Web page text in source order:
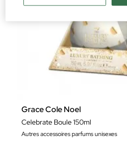
Grace Cole Noel
Celebrate Boule 150ml
Autres accessoires parfums unisexes